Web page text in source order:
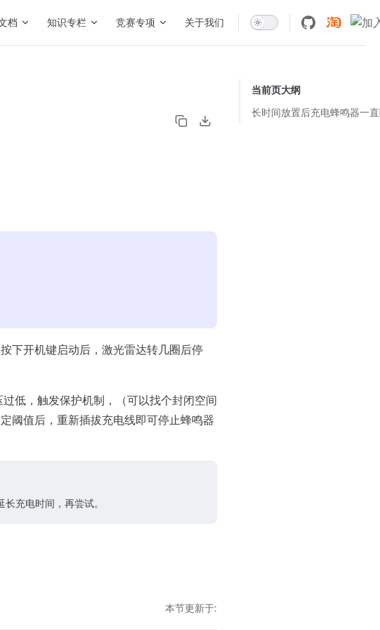
档 知识专栏 竞赛专项 关于我们
当前页大纲
长时间放置后充电蜂鸣器一
下开机键启动后，激光雷达转几圈后停
低，触发保护机制，（可以找个封闭空间
阈值后，重新插拔充电线即可停止蜂鸣器
充电时间，再尝试。
本节更新于: